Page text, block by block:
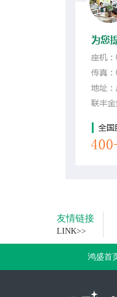
友情链接
LINK>>
鸿盛首